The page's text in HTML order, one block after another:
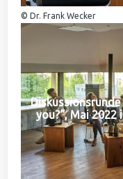
© Dr. Frank Wecker
Diskussionsrunde
you?“, Mai 2022